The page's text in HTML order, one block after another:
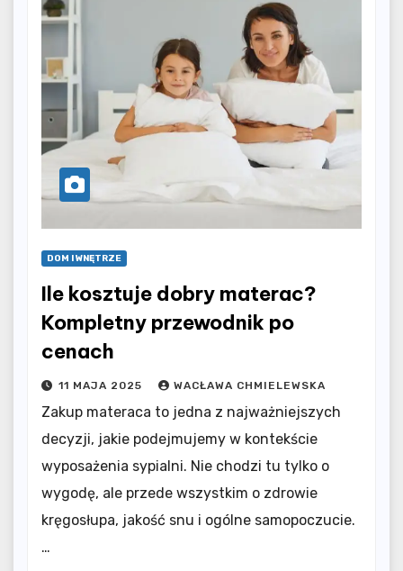
DOM I WNĘTRZE
Ile kosztuje dobry materac?
Kompletny przewodnik po
cenach
11 MAJA 2025 WACŁAWA CHMIELEWSKA
Zakup materaca to jedna z najważniejszych
decyzji, jakie podejmujemy w kontekście
wyposażenia sypialni. Nie chodzi tu tylko o
wygodę, ale przede wszystkim o zdrowie
kręgosłupa, jakość snu i ogólne samopoczucie.
…